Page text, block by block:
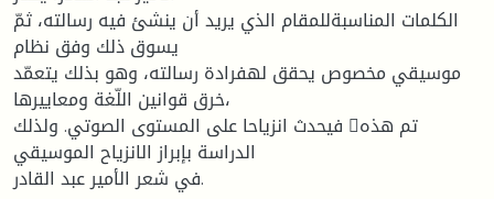
الكلمات المناسبةللمقام الذي يريد أن ينشئ فيه رسالته، ثمّ
يسوق ذلك وفق نظام
موسيقي مخصوص يحقق لهفرادة رسالته، وهو بذلك يتعمّد
خرق قوانين اللّغة ومعاييرها،
فيحدث انزياحا على المستوى الصوتي. ولذلك تم هذه
الدراسة بإبراز الانزياح الموسيقي
في شعر الأمير عبد القادر.